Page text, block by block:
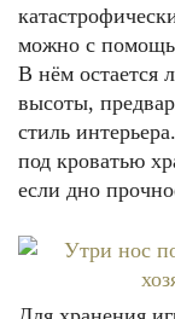
можно с
В нём остается
высоты,
стиль
под кроватью
если дно